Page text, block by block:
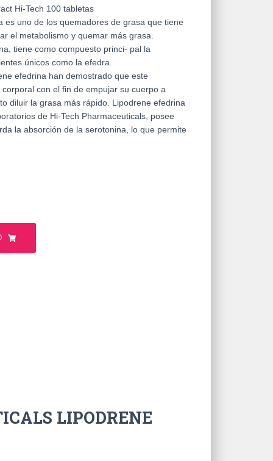
Hi-Tech 100 tabletas
es uno de los quemadores de grasa que tiene
el metabolismo y quemar más grasa.
tiene como compuesto princi- pal la
únicos como la efedra.
efedrina han demostrado que este
con el fin de empujar su cuerpo a
diluir la grasa más rápido. Lipodrene efedrina
de Hi-Tech Pharmaceuticals, posee
la absorción de la serotonina, lo que permite
LIPODRENE